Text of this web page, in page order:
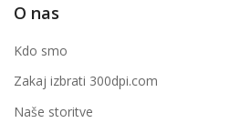
O nas
Kdo smo
Zakaj izbrati 300dpi.com
Naše storitve